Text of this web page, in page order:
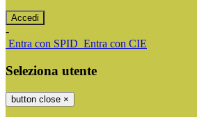
-
Entra con SPID Entra con CIE
Seleziona utente
button close ×